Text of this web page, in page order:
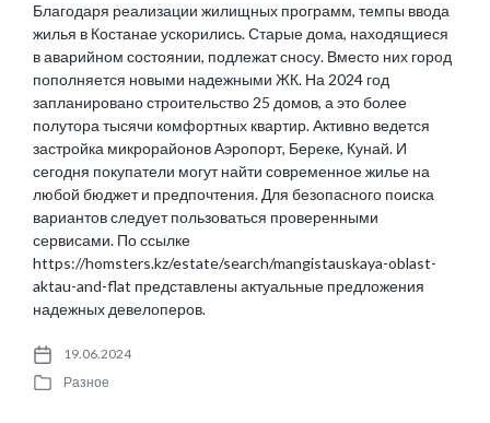
Благодаря реализации жилищных программ, темпы ввода
жилья в Костанае ускорились. Старые дома, находящиеся
в аварийном состоянии, подлежат сносу. Вместо них город
пополняется новыми надежными ЖК. На 2024 год
запланировано строительство 25 домов, а это более
полутора тысячи комфортных квартир. Активно ведется
застройка микрорайонов Аэропорт, Береке, Кунай. И
сегодня покупатели могут найти современное жилье на
любой бюджет и предпочтения. Для безопасного поиска
вариантов следует пользоваться проверенными
сервисами. По ссылке
https://homsters.kz/estate/search/mangistauskaya-oblast-
aktau-and-flat представлены актуальные предложения
надежных девелоперов.
P
o
19.06.2024
P
Разное